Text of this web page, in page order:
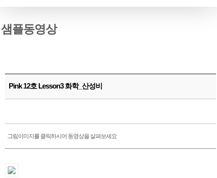
샘플동영상
Pink 12호 Lesson3 화학_산성비
그림이미지를 클릭하시어 동영상을 살펴보세요